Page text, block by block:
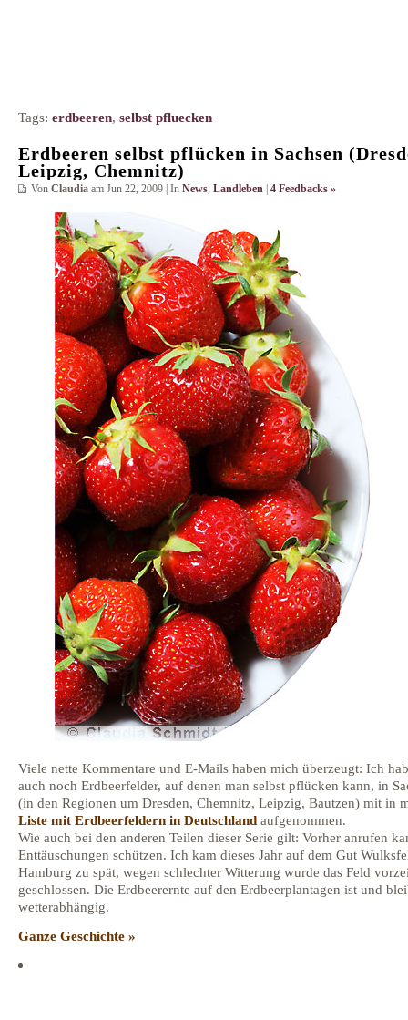
Tags: erdbeeren, selbst pfluecken
Erdbeeren selbst pflücken in Sachsen
Leipzig, Chemnitz)
Von Claudia am Jun 22, 2009 | In News, Landleben 4 Feedbacks »
Viele nette Kommentare und E-Mails haben mich überzeugt: Ich
auch noch Erdbeerfelder, auf denen man selbst pflücken kann, in
(in den Regionen um Dresden, Chemnitz, Leipzig, Bautzen) mit in
Liste mit Erdbeerfeldern in Deutschland aufgenommen.
Wie auch bei den anderen Teilen dieser Serie gilt: Vorher anrufen
Enttäuschungen schützen. Ich kam dieses Jahr auf dem Gut
Hamburg zu spät, wegen schlechter Witterung wurde das Feld
geschlossen. Die Erdbeerernte auf den Erdbeerplantagen ist und
wetterabhängig.
Ganze Geschichte »